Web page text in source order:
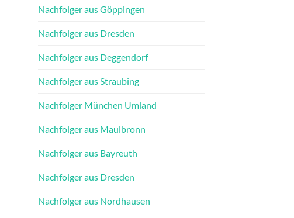
Nachfolger aus Göppingen
Nachfolger aus Dresden
Nachfolger aus Deggendorf
Nachfolger aus Straubing
Nachfolger München Umland
Nachfolger aus Maulbronn
Nachfolger aus Bayreuth
Nachfolger aus Dresden
Nachfolger aus Nordhausen